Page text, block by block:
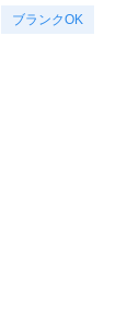
ブランクOK